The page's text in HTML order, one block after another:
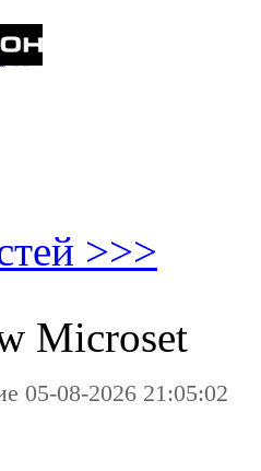
>>>
Microset
05-08-2026 21:05:02